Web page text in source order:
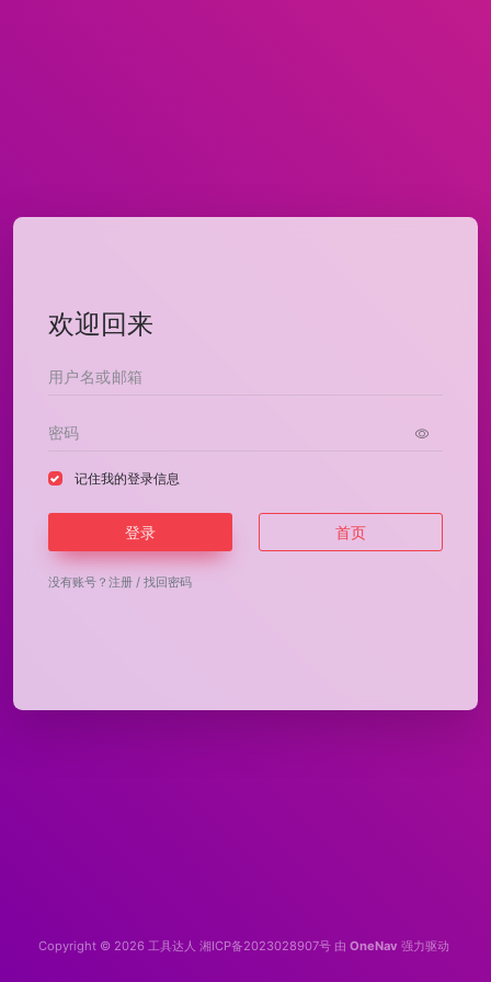
欢迎回来
记住我的登录信息
登录 首页
没有账号？ 注册 / 找回密码
Copyright © 2026 工具达人 湘ICP备2023028907号 由 OneNav 强力驱动